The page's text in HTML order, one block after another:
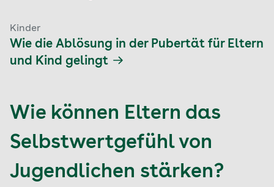
Kinder
Wie die Ablösung in der Pubertät für Eltern
und Kind gelingt
Wie können Eltern das
Selbstwertgefühl von
Jugendlichen stärken?